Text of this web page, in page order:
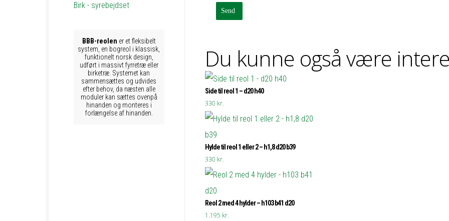
Du kunne også være
Side til reol 1 – d20 h40
330 kr.
Hylde til reol 1 eller 2 – h1,8 d20 b39
330 kr.
Reol 2 med 4 hylder – h103 b41 d20
1.195 kr.
Birk - syrebejdset
BBB-reolen er et fleksibelt
system, en bogreol i klassisk,
funktionelt norsk design,
udført i massivt fyrretræ eller
birketræ. Systemet kan
sammensættes og udvides
efter behov, da næsten alle
moduler kan sættes ovenpå
hinanden og monteres i
forlængelse af hinanden.